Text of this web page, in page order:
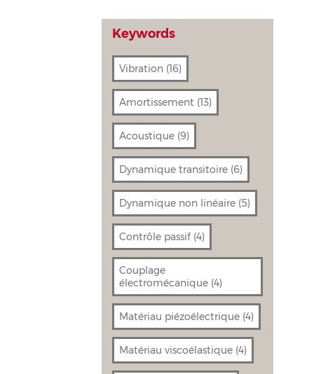
Keywords
Vibration (16)
Amortissement (13)
Acoustique (9)
Dynamique transitoire (6)
Dynamique non linéaire (5)
Contrôle passif (4)
Couplage
électromécanique (4)
Matériau piézoélectrique (4)
Matériau viscoélastique (4)